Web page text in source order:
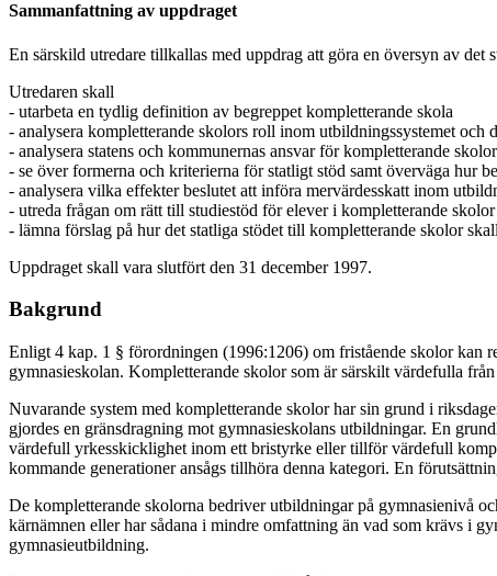
Sammanfattning av uppdraget
En särskild utredare tillkallas med uppdrag att göra en översyn av det
Utredaren skall
- utarbeta en tydlig definition av begreppet kompletterande skola
- analysera kompletterande skolors roll inom utbildningssystemet
- analysera statens och kommunernas ansvar för kompletterande skolor
- se över formerna och kriterierna för statligt stöd samt överväga hur
- analysera vilka effekter beslutet att införa mervärdesskatt inom
- utreda frågan om rätt till studiestöd för elever i kompletterande skolor
- lämna förslag på hur det statliga stödet till kompletterande skolor
Uppdraget skall vara slutfört den 31 december 1997.
Bakgrund
Enligt 4 kap. 1 § förordningen (1996:1206) om fristående skolor kan
gymnasieskolan. Kompletterande skolor som är särskilt värdefulla
Nuvarande system med kompletterande skolor har sin grund i
gjordes en gränsdragning mot gymnasieskolans utbildningar. En
värdefull yrkesskicklighet inom ett bristyrke eller tillför värdefull
kommande generationer ansågs tillhöra denna kategori. En
De kompletterande skolorna bedriver utbildningar på gymnasienivå
kärnämnen eller har sådana i mindre omfattning än vad som krävs i
gymnasieutbildning.